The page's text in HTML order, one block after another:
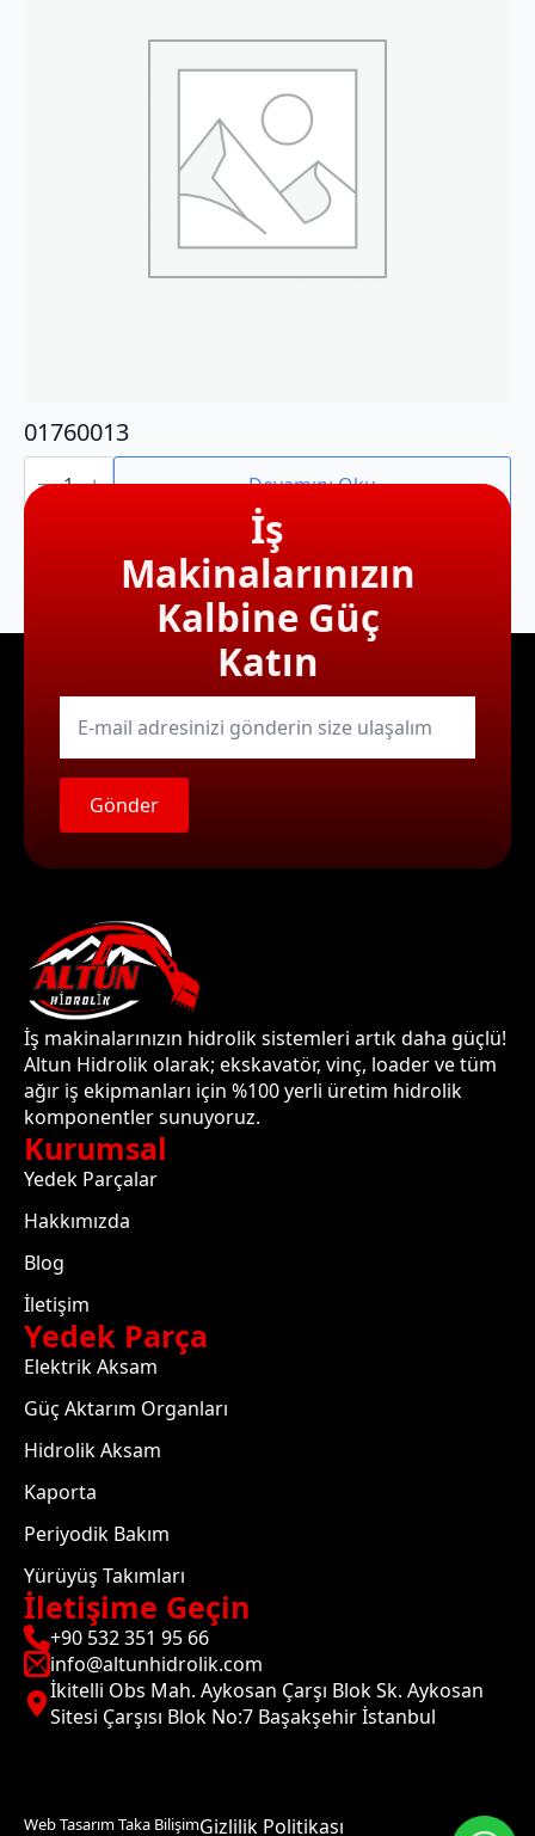
01760013
01760013
adet Devamını Oku
İş
Makinalarınızın
Kalbine Güç
Katın
E-
mail
Gönder
İş makinalarınızın hidrolik sistemleri artık daha güçlü!
Altun Hidrolik olarak; ekskavatör, vinç, loader ve tüm
ağır iş ekipmanları için %100 yerli üretim hidrolik
komponentler sunuyoruz.
Kurumsal
Yedek Parçalar
Hakkımızda
Blog
İletişim
Yedek Parça
Elektrik Aksam
Güç Aktarım Organları
Hidrolik Aksam
Kaporta
Periyodik Bakım
Yürüyüş Takımları
İletişime Geçin
+90 532 351 95 66
info@altunhidrolik.com
İkitelli Obs Mah. Aykosan Çarşı Blok Sk. Aykosan
Sitesi Çarşısı Blok No:7 Başakşehir İstanbul
Web Tasarım Taka BilişimGizlilik Politikası